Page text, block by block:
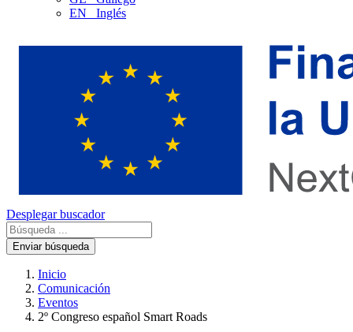
EN
Inglés
Desplegar buscador
Enviar búsqueda
Inicio
Comunicación
Eventos
2º Congreso español Smart Roads